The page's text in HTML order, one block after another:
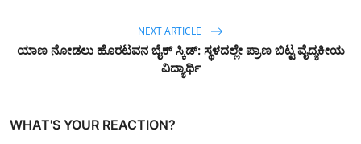
NEXT ARTICLE
ಯಾಣ ನೋಡಲು ಹೊರಟವನ ಬೈಕ್‌ ಸ್ಕಿಡ್‌: ಸ್ಥಳದಲ್ಲೇ ಪ್ರಾಣ ಬಿಟ್ಟ ವೈದ್ಯಕೀಯ
ವಿದ್ಯಾರ್ಥಿ
WHAT'S YOUR REACTION?